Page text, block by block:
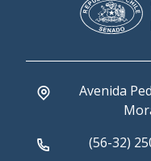
Avenida
(56-32)